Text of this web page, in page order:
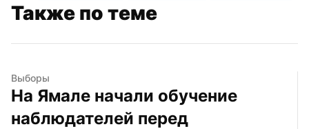
Также по теме
Выборы
На Ямале начали обучение
наблюдателей перед